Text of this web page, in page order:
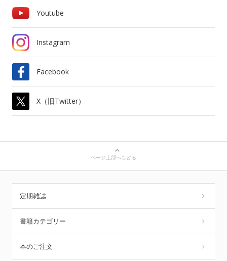
Youtube
Instagram
Facebook
X（旧Twitter）
ページ上部へもどる
定期雑誌
書籍カテゴリー
本のご注文